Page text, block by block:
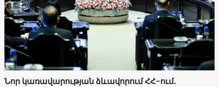
Նոր կառավարության ձևավորում ՀՀ-ում․